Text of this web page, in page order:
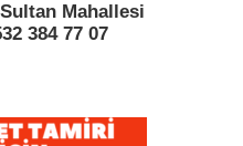
Mahallesi
384 77 07